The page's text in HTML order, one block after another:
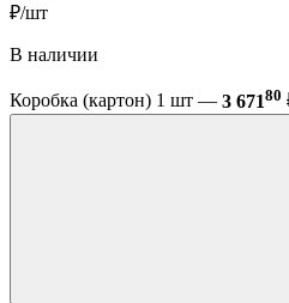
₽/шт
В наличии
Коробка (картон) 1 шт — 3 67180